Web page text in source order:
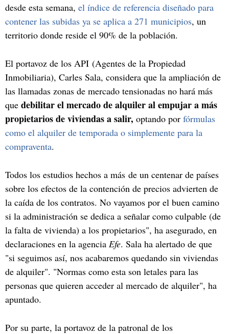
desde esta semana, el índice de referencia diseñado para
contener las subidas ya se aplica a 271 municipios, un
territorio donde reside el 90% de la población.
El portavoz de los API (Agentes de la Propiedad
Inmobiliaria), Carles Sala, considera que la ampliación de
las llamadas zonas de mercado tensionadas no hará más
que debilitar el mercado de alquiler al empujar a más
propietarios de viviendas a salir, optando por fórmulas
como el alquiler de temporada o simplemente para la
compraventa.
Todos los estudios hechos a más de un centenar de países
sobre los efectos de la contención de precios advierten de
la caída de los contratos. No vayamos por el buen camino
si la administración se dedica a señalar como culpable (de
la falta de vivienda) a los propietarios", ha asegurado, en
declaraciones en la agencia Efe. Sala ha alertado de que
"si seguimos así, nos acabaremos quedando sin viviendas
de alquiler". "Normas como esta son letales para las
personas que quieren acceder al mercado de alquiler", ha
apuntado.
Por su parte, la portavoz de la patronal de los